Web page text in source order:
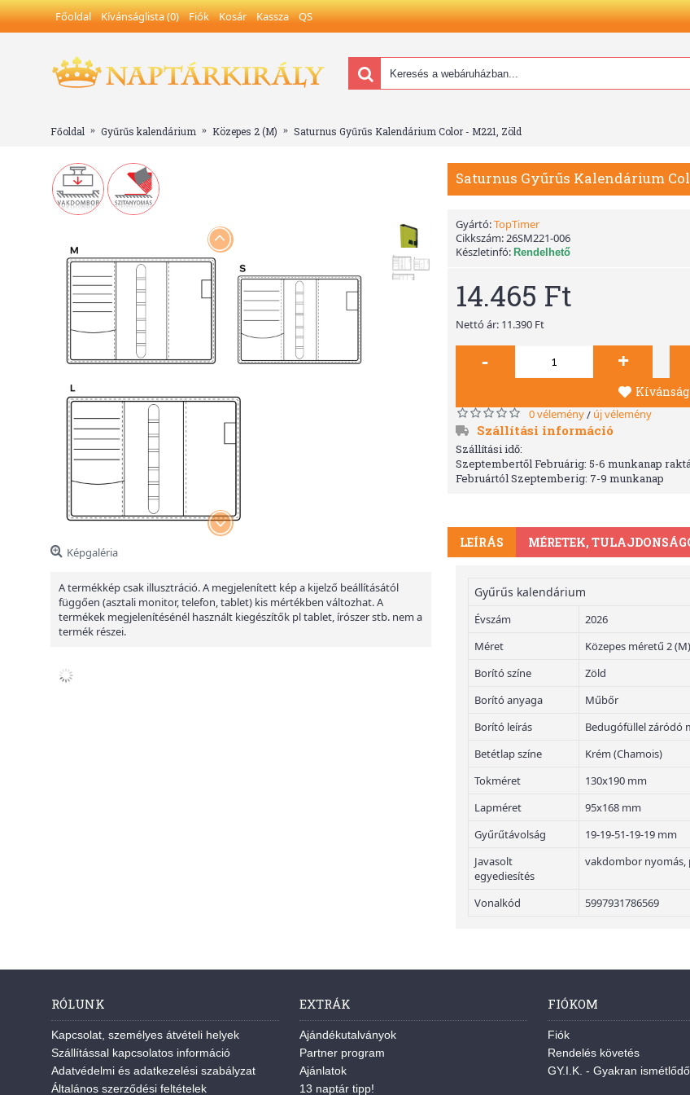
Főoldal Kívánságlista (0) Fiók Kosár Kassza QS
Főoldal Gyűrűs kalendárium Közepes 2 (M) Saturnus Gyűrűs Kalendárium Color - M221, Zöld
Képgaléria
A termékkép csak illusztráció. A megjelenített kép a kijelző beállításától
függően (asztali monitor, telefon, tablet) kis mértékben változhat. A
termékek megjelenítésénél használt kiegészítők pl tablet, írószer stb. nem a
termék részei.
Saturnus Gyűrűs Kalendárium
Gyártó:TopTimer
Cikkszám:26SM221-006
Készletinfó: Rendelhető
14.465 Ft
Nettó ár: 11.390 Ft
- +
0 vélemény/ új vélemény
Szállítási információ
Szállítási idő:
Szeptembertől Februárig: 5-6 munkanap
Februártól Szeptemberig: 7-9 munkanap
LEÍRÁS MÉRETEK,
Gyűrűs kalendárium
Évszám
2026
Méret
Közepes méretű 2 (M)
Borító színe
Zöld
Borító anyaga
Műbőr
Borító leírás
Bedugófüllel záródó
Betétlap színe
Krém (Chamois)
Tokméret
130x190 mm
Lapméret
95x168 mm
Gyűrűtávolság
19-19-51-19-19 mm
Javasolt
egyediesítés
vakdombor nyomás,
Vonalkód 5997931786569
RÓLUNK
Kapcsolat, személyes átvételi helyek
Szállítással kapcsolatos információ
Adatvédelmi és adatkezelési szabályzat
Általános szerződési feltételek
EXTRÁK
Ajándékutalványok
Partner program
Ajánlatok
13 naptár tipp!
FIÓKOM
Fiók
Rendelés követés
GY.I.K. - Gyakran